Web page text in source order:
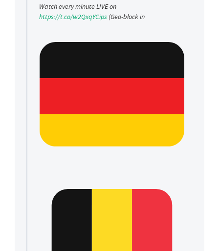
Watch every minute LIVE on
https://t.co/w2QxqYCips (Geo-block in